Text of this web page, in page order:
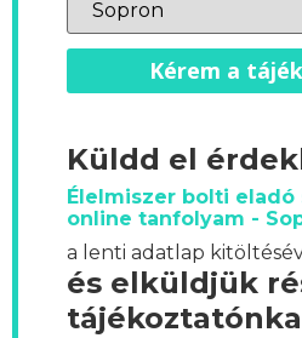
Kérem a
Küldd el
Élelmiszer bolti eladó
online tanfolyam -
a lenti adatlap
és elküldjük